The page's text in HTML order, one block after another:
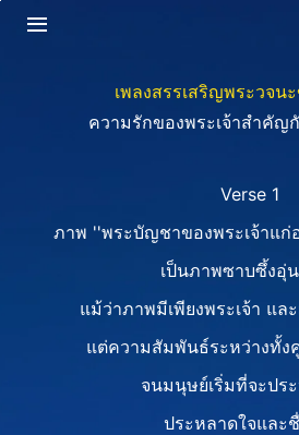
เพลงสรรเสริญพระวจน
ความรักของพระเจ้าสำคัญ
Verse 1
ภาพ ''พระบัญชาของพระเจ้าแ
เป็นภาพซาบซึ้งอุ่
แม้ว่าภาพมีเพียงพระเจ้า แล
แต่ความสัมพันธ์ระหว่างทั้
จนมนุษย์เริ่มที่จะปร
ประหลาดใจและ